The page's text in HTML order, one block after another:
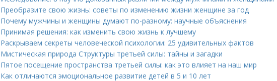
Преобразите свою жизнь: советы по изменению жизни женщине за год
Почему мужчины и женщины думают по-разному: научные объяснения
Принимая решения: как изменить свою жизнь к лучшему
Раскрываем секреты человеческой психологии: 25 удивительных фактов
Мистическая природа Структуры третьей силы: тайны и загадки
Пятое посещение пространства третьей силы: как это влияет на наш мир
Как отличаются эмоциональное развитие детей в 5 и 10 лет